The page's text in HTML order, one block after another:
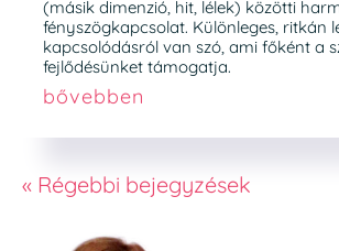
(másik dimenzió, hit, lélek) közötti
fényszögkapcsolat. Különleges, ritkán
kapcsolódásról van szó, ami főként a
fejlődésünket támogatja.
bővebben
« Régebbi bejegyzések